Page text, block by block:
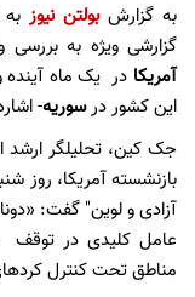
به گزارش بولتن نیوز
گزارشی ویژه به
آمریکا در یک ماه
این کشور درسوریه-
جک کین، تحلیلگر ارشد
بازنشسته آمریکا، روز
آزادی و لوین" گفت:
عامل کلیدی در توقف
مناطق تحت کنترل